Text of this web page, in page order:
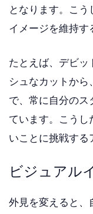
となります。こ
イメージを維持す
たとえば、デビッ
シュなカットから
で、常に自分の
ています。こうし
いことに挑戦する
ビジュアル
外見を変えると、